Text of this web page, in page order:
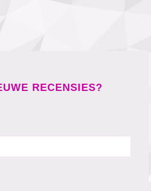
RECENSIES?